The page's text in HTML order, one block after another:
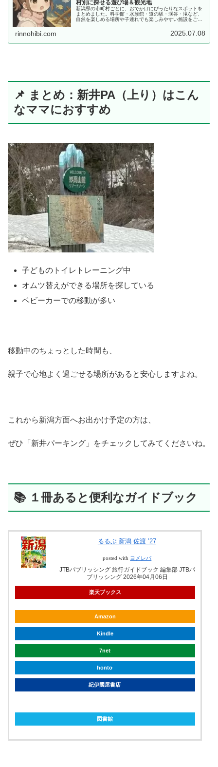
村別に探せる遊び場＆観光地
新潟県の市町村ごとに、おでかけにぴったりなスポットを
まとめました。科学館・水族館・道の駅・渓谷・滝など、
自然を楽しめる場所や子連れでも楽しみやすい施設をご紹
rinnohibi.com 2025.07.08
📌 まとめ：新井PA（上り）はこん
なママにおすすめ
子どものトイレトレーニング中
オムツ替えができる場所を探している
ベビーカーでの移動が多い
移動中のちょっとした時間も、
親子で心地よく過ごせる場所があると安心しますよね。
これから新潟方面へお出かけ予定の方は、
ぜひ「新井パーキング」をチェックしてみてくださいね。
📚 １冊あると便利なガイドブック
るるぶ 新潟 佐渡 ’27
posted with ヨメレバ
JTBパブリッシング 旅行ガイドブック 編集部 JTBパ
ブリッシング 2026年04月06日
楽天ブックス
Amazon
Kindle
7net
honto
紀伊國屋書店
図書館